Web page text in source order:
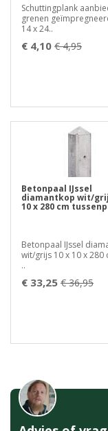
Schuttingplank
grenen
14 x 24..
€ 4,10 € 4,95
Betonpaal IJssel
diamantkop wit/
10 x 280 cm
Betonpaal IJssel
wit/grijs 10 x 10 x 280
..
€ 33,25 € 36,95